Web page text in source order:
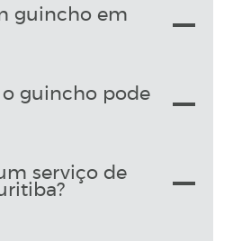
guincho em
guincho pode
serviço de